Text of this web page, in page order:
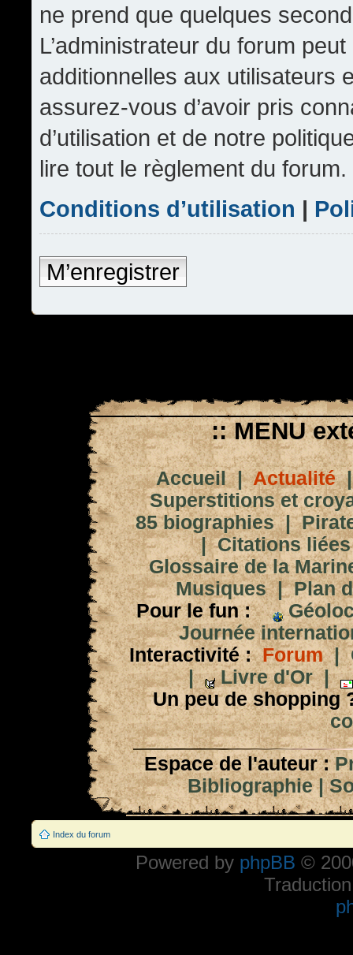
ne prend que quelques
L’administrateur du forum
additionnelles aux utilisateurs
assurez-vous d’avoir pris
d’utilisation et de notre
lire tout le règlement du forum.
Conditions d’utilisation |
M’enregistrer
:: MENU
Accueil|Actualité
Superstitions et
85 biographies|
|Citations
Glossaire de la
Musiques|Plan
Pour le fun :
Journée
Interactivité : Forum|
|
Livre d'Or|
Un peu de shopping
Espace de l'auteur :
Bibliographie|
Index du forum
Powered by phpBB ©